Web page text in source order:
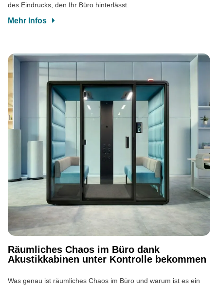
des Eindrucks, den Ihr Büro hinterlässt.
Mehr Infos
Räumliches Chaos im Büro dank
Akustikkabinen unter Kontrolle bekommen
Was genau ist räumliches Chaos im Büro und warum ist es ein